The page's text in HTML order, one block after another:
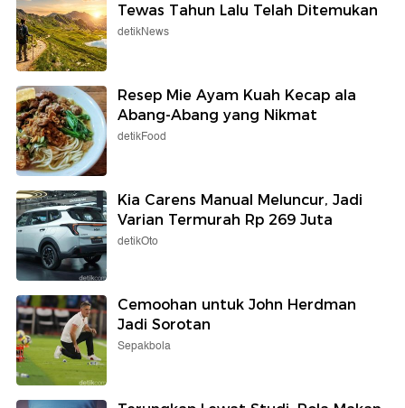
Tewas Tahun Lalu Telah Ditemukan
detikNews
Resep Mie Ayam Kuah Kecap ala
Abang-Abang yang Nikmat
detikFood
Kia Carens Manual Meluncur, Jadi
Varian Termurah Rp 269 Juta
detikOto
Cemoohan untuk John Herdman
Jadi Sorotan
Sepakbola